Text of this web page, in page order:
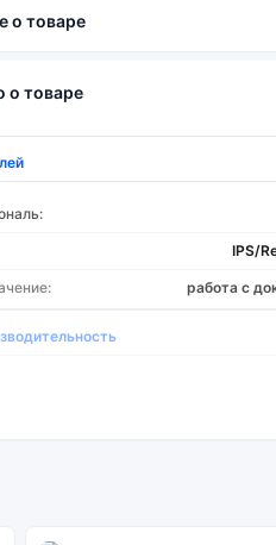
о товаре
о товаре
IPS/
работа с